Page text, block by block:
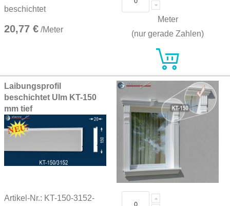
beschichtet
20,77 € /Meter
Meter
(nur gerade Zahlen)
Laibungsprofil
beschichtet Ulm KT-150
mm tief
Artikel-Nr.: KT-150-3152-